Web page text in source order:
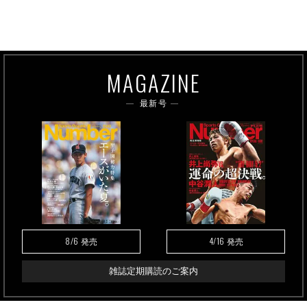
MAGAZINE
最新号
8/6 発売 4/16 発売
雑誌定期購読のご案内